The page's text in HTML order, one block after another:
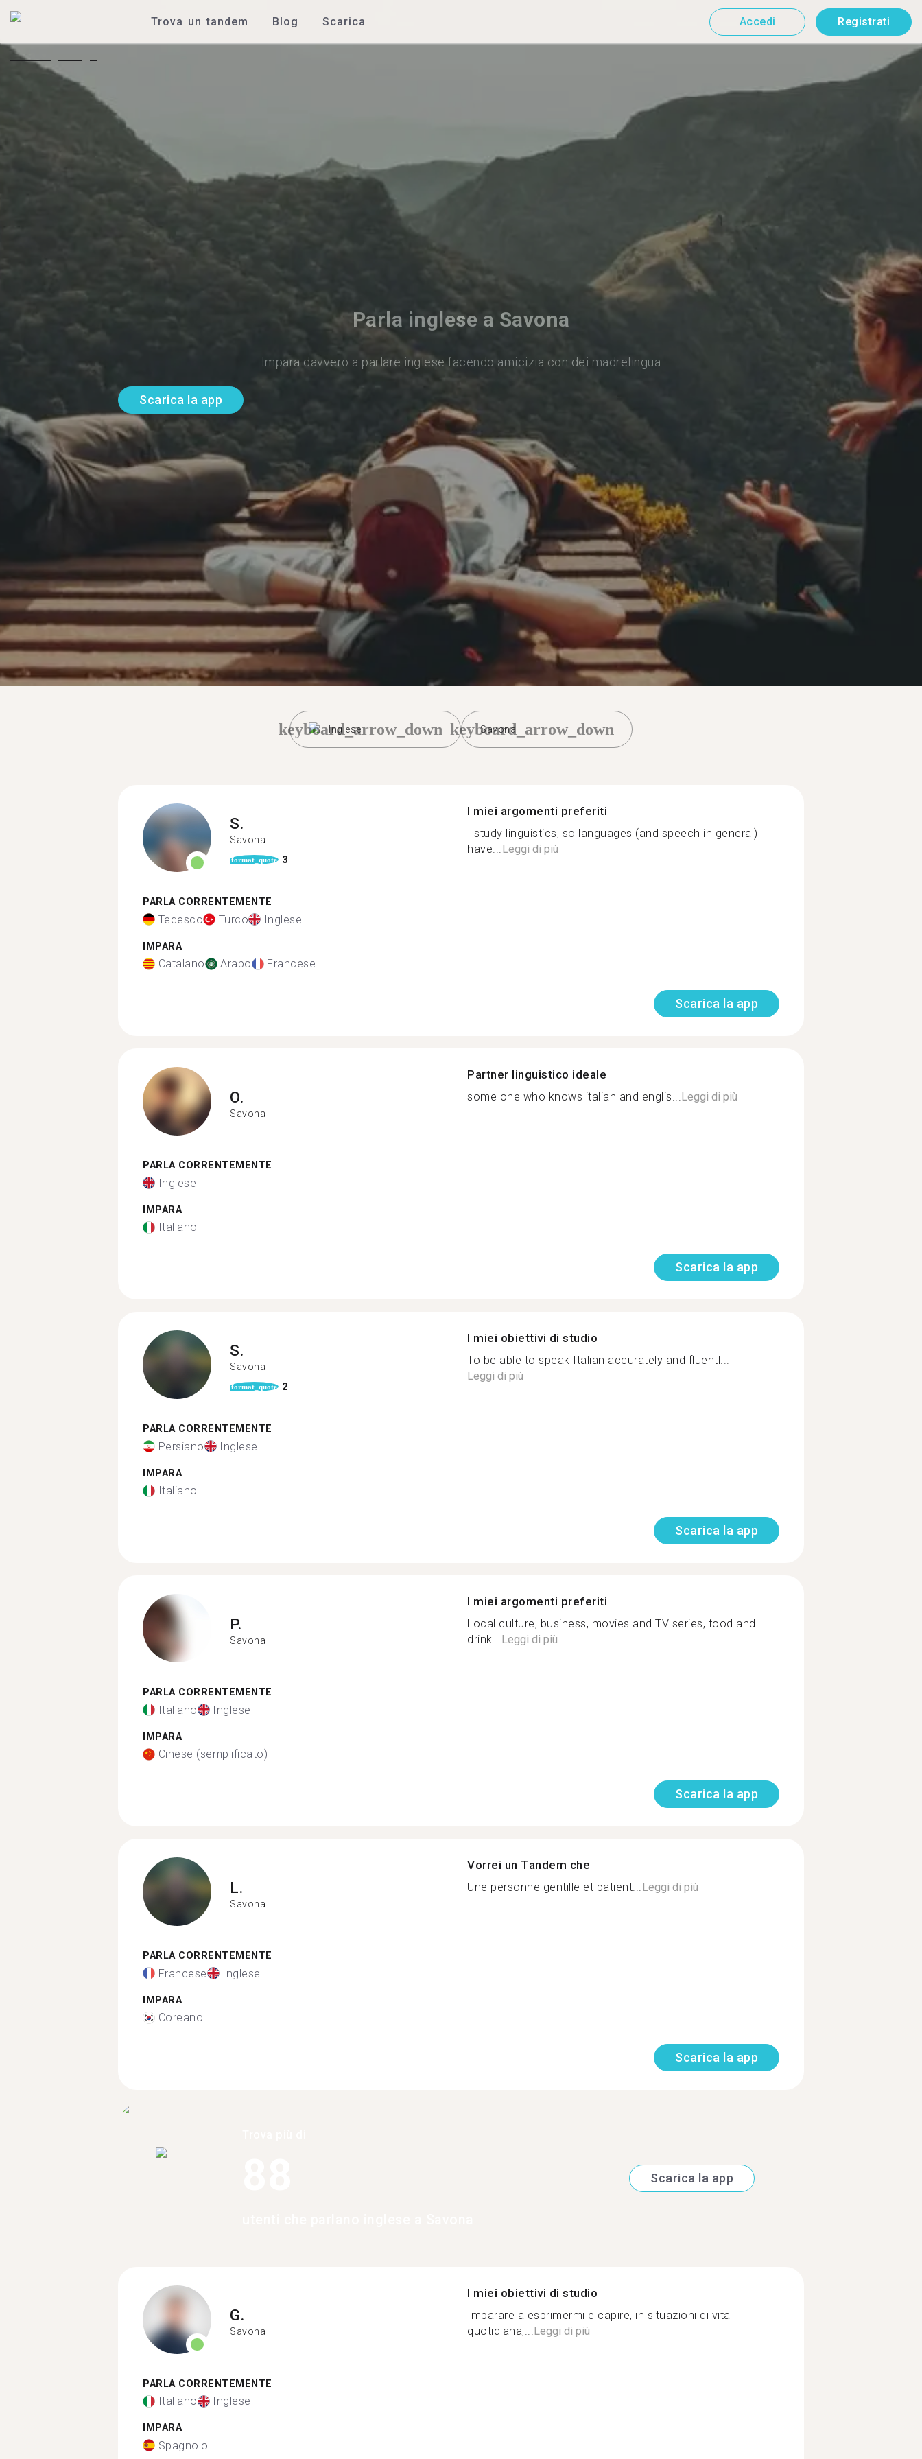
Trova un tandem Blog Scarica Accedi Registrati
Parla inglese a Savona
Impara davvero a parlare inglese facendo amicizia con dei madrelingua
Scarica la app
Inglese
keyboard_arrow_down Savona
keyboard_arrow_down
S.
Savona
format_quote 3
PARLA CORRENTEMENTE
Tedesco Turco Inglese
IMPARA
Catalano Arabo Francese
I miei argomenti preferiti
I study linguistics, so languages (and speech in general)
have...Leggi di più
Scarica la app
O.
Savona
PARLA CORRENTEMENTE
Inglese
IMPARA
Italiano
Partner linguistico ideale
some one who knows italian and englis...Leggi di più
Scarica la app
S.
Savona
format_quote 2
PARLA CORRENTEMENTE
Persiano Inglese
IMPARA
Italiano
I miei obiettivi di studio
To be able to speak Italian accurately and fluentl...
Leggi di più
Scarica la app
P.
Savona
PARLA CORRENTEMENTE
Italiano Inglese
IMPARA
Cinese (semplificato)
I miei argomenti preferiti
Local culture, business, movies and TV series, food and
drink...Leggi di più
Scarica la app
L.
Savona
PARLA CORRENTEMENTE
Francese Inglese
IMPARA
Coreano
Vorrei un Tandem che
Une personne gentille et patient...Leggi di più
Scarica la app
Scarica la app
G.
Savona
PARLA CORRENTEMENTE
Italiano Inglese
IMPARA
Spagnolo
I miei obiettivi di studio
Imparare a esprimermi e capire, in situazioni di vita
quotidiana,... Leggi di più